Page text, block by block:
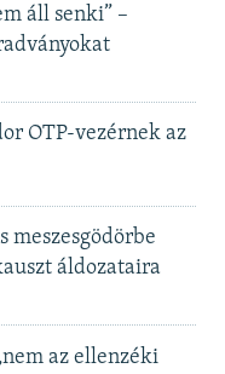
áll senki” –
OTP-vezérnek az
meszesgödörbe
áldozataira
az ellenzéki